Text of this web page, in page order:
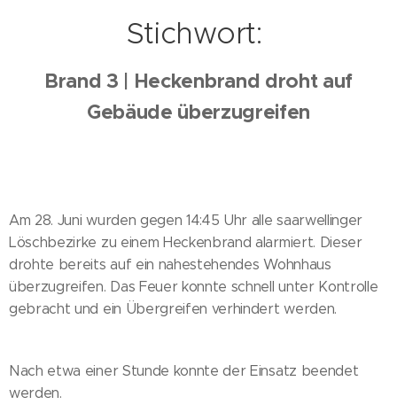
Stichwort:
Brand 3 | Heckenbrand droht auf
Gebäude überzugreifen
Am 28. Juni wurden gegen 14:45 Uhr alle saarwellinger
Löschbezirke zu einem Heckenbrand alarmiert. Dieser
drohte bereits auf ein nahestehendes Wohnhaus
überzugreifen. Das Feuer konnte schnell unter Kontrolle
gebracht und ein Übergreifen verhindert werden.
Nach etwa einer Stunde konnte der Einsatz beendet
werden.